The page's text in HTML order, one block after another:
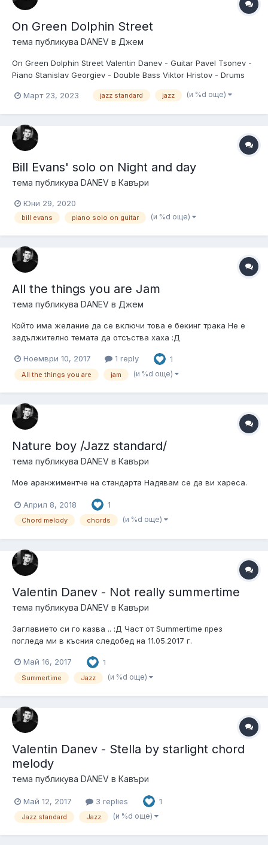
On Green Dolphin Street
тема публикува DANEV в Джем
On Green Dolphin Street Valentin Danev - Guitar Pavel Tsonev -
Piano Stanislav Georgiev - Double Bass Viktor Hristov - Drums
Март 23, 2023 jazz standard jazz (и %d още)
Bill Evans' solo on Night and day
тема публикува DANEV в Кавъри
Юни 29, 2020
bill evans piano solo on guitar (и %d още)
All the things you are Jam
тема публикува DANEV в Джем
Който има желание да се включи това е бекинг трака Не е
задължително темата да отсъства хаха :Д
Ноември 10, 2017 1 reply 1
All the things you are jam (и %d още)
Nature boy /Jazz standard/
тема публикува DANEV в Кавъри
Мое аранжиментче на стандарта Надявам се да ви хареса.
Април 8, 2018 1
Chord melody chords (и %d още)
Valentin Danev - Not really summertime
тема публикува DANEV в Кавъри
Заглавието си го казва .. :Д Част от Summertime през
погледа ми в късния следобед на 11.05.2017 г.
Май 16, 2017 1
Summertime Jazz (и %d още)
Valentin Danev - Stella by starlight chord
melody
тема публикува DANEV в Кавъри
Май 12, 2017 3 replies 1
Jazz standard Jazz (и %d още)